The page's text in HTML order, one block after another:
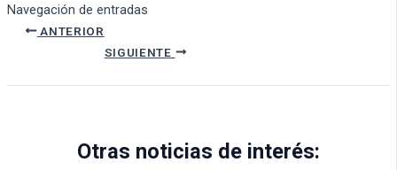
Navegación de entradas
ANTERIOR
SIGUIENTE
Otras noticias de interés: